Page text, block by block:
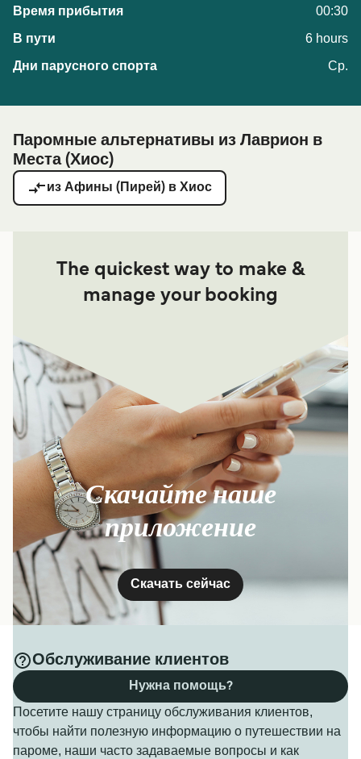
00:30
6 hours
Ср.
Паромные альтернативы из Лаврион в
Места (Хиос)
из Афины (Пирей) в Хиос
The quickest way to make &
manage your booking
Скачайте наше
приложение
Скачать сейчас
Обслуживание клиентов
Посетите нашу страницу обслуживания клиентов,
чтобы найти полезную информацию о путешествии на
пароме, наши часто задаваемые вопросы и как
Нужна помощь?